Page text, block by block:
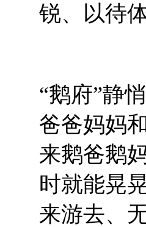
锐、以待
“鹅府”静悄
爸爸妈妈
来鹅爸鹅
时就能晃
来游去、